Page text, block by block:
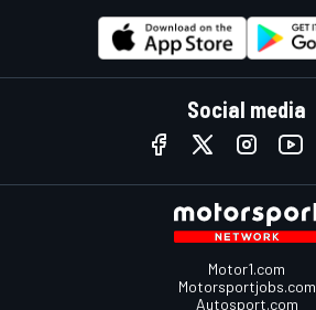
Social media
Motor1.com
Motorsportjobs.com
Autosport.com